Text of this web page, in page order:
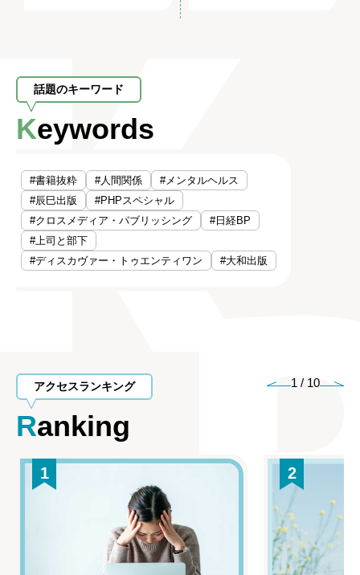
話題のキーワード
Keywords
#書籍抜粋 #人間関係
#メンタルヘルス
#辰巳出版
#PHPスペシャル
#クロスメディア・パブリッシング
#日経BP
#上司と部下
#ディスカヴァー・トゥエンティワン
#大和出版
アクセスランキング
Ranking
1 / 10
1 2